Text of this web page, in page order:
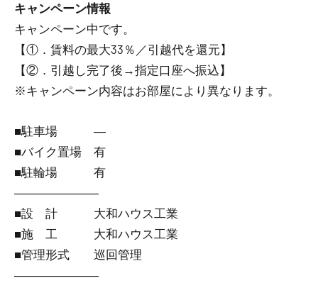
キャンペーン情報
キャンペーン中です。
【①．賃料の最大33％／引越代を還元】
【②．引越し完了後→指定口座へ振込】
※キャンペーン内容はお部屋により異なります。
■駐車場 ―
■バイク置場 有
■駐輪場 有
―――――――
■設 計 大和ハウス工業
■施 工 大和ハウス工業
■管理形式 巡回管理
―――――――